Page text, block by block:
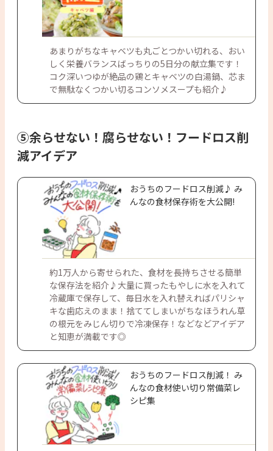
あまりがちなキャベツも丸ごとつかい切れる、おい
しく栄養バランスばっちりの5日分の献立集です！
コク深いつゆが絶品の鶏とキャベツの白湯鍋、芯ま
で無駄なくつかい切るコンソメスープも紹介♪
⑤余らせない！腐らせない！フードロス削
減アイデア
おうちのフードロス削減♪ み
んなの食材保存術を大公開!
約1万人から寄せられた、食材を長持ちさせる簡単
な保存法を紹介♪大量に買ったもやしに水を入れて
冷蔵庫で保存して、毎日水を入れ替えればパリシャ
キな歯応えのまま！捨ててしまいがちなほうれん草
の根元をみじん切りで冷凍保存！などなどアイデア
と知恵が満載です◎
おうちのフードロス削減！ み
んなの食材使い切り常備菜レ
シピ集